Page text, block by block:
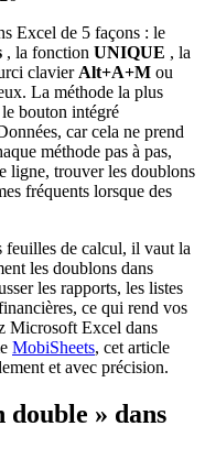
Excel de 5 façons : le
, la fonction UNIQUE , la
clavier Alt+A+M ou
La méthode la plus
bouton intégré
car cela ne prend
méthode pas à pas,
ligne, trouver les doublons
fréquents lorsque des
feuilles de calcul, il vaut la
les doublons dans
les rapports, les listes
ce qui rend vos
Microsoft Excel dans
MobiSheets, cet article
et avec précision.
double » dans